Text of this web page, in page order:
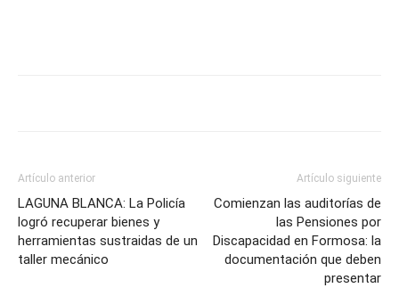
Artículo anterior
LAGUNA BLANCA: La Policía
logró recuperar bienes y
herramientas sustraidas de un
taller mecánico
Artículo siguiente
Comienzan las auditorías de
las Pensiones por
Discapacidad en Formosa: la
documentación que deben
presentar